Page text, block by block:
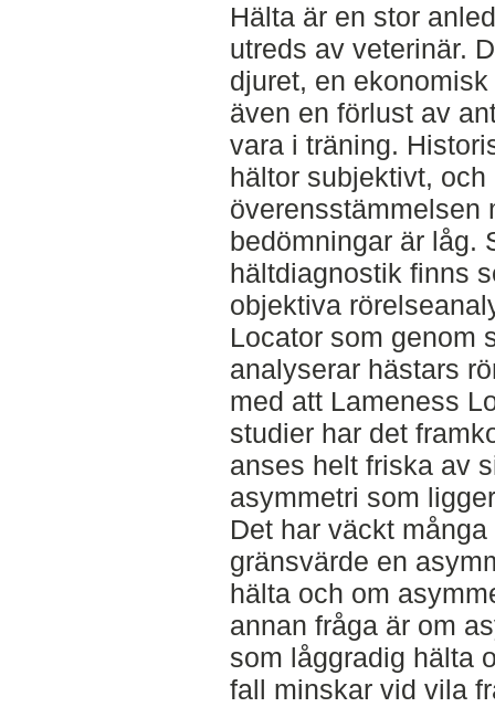
Hälta är en stor
utreds av veterinär.
djuret, en
även en förlust av
vara i träning.
hältor subjektivt,
överensstämmelsen
bedömningar är låg.
hältdiagnostik finns
objektiva
Locator som genom
analyserar hästars
med att Lameness
studier har det
anses helt friska av
asymmetri som
Det har väckt
gränsvärde en
hälta och om
annan fråga är om
som låggradig hälta
fall minskar vid vila